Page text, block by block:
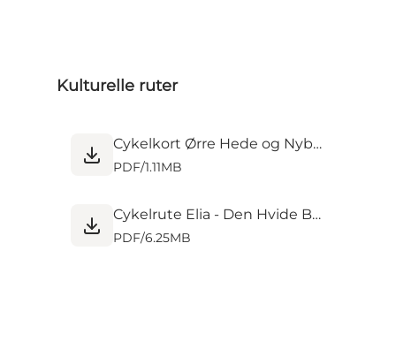
Kulturelle ruter
Cykelkort Ørre Hede og Nybro.pdf
PDF/1.11MB
Cykelrute Elia - Den Hvide By - Hi-park.pdf
PDF/6.25MB